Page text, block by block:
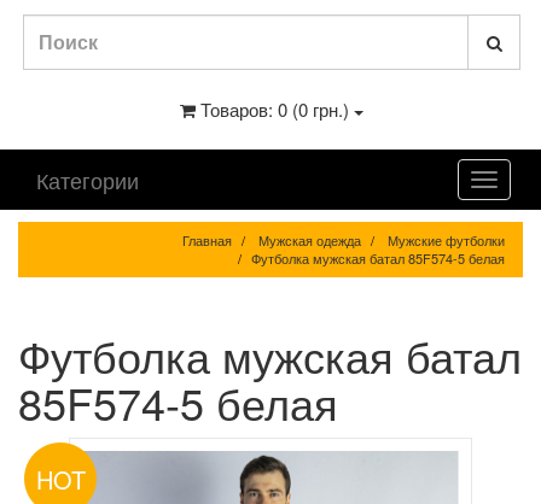
Товаров: 0 (0 грн.)
Категории
Главная Мужская одежда
Мужские футболки
Футболка мужская батал 85F574-5 белая
Футболка мужская батал
85F574-5 белая
HOT